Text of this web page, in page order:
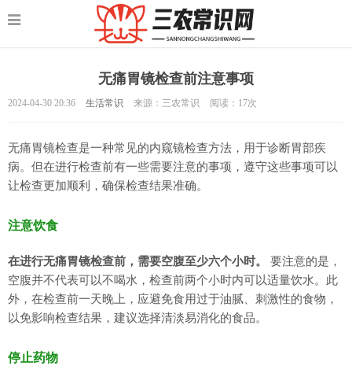
无痛胃镜检查前注意事项
2024-04-30 20:36 生活常识 来源：三农常识 阅读： 17次
无痛胃镜检查是一种常见的内窥镜检查方法，用于诊断胃部疾
病。但在进行检查前有一些需要注意的事项，遵守这些事项可以
让检查更加顺利，确保检查结果准确。
注意饮食
在进行无痛胃镜检查前，需要空腹至少六个小时。 要注意的是，
空腹并不代表可以不喝水，检查前两个小时内可以适量饮水。此
外，在检查前一天晚上，应避免食用过于油腻、刺激性的食物，
以免影响检查结果，建议选择清淡易消化的食品。
停止药物